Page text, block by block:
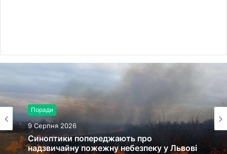
Поради
9 Серпня 2026
Синоптики попереджають про
надзвичайну пожежну небезпеку у Львові